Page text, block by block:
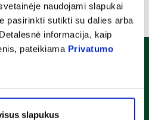
naudojami slapukai
pasirinkti sutikti su dalies arba
informacija, kaip
pateikiama Privatumo
slapukus